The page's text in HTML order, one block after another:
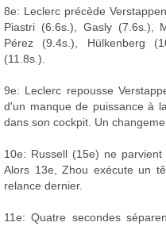
8e: Leclerc précède
Piastri (6.6s.), Gasly (7.6s.),
Pérez (9.4s.), Hülkenberg
(11.8s.).
9e: Leclerc repousse
d'un manque de puissance à
dans son cockpit. Un
10e: Russell (15e) ne
Alors 13e, Zhou exécute un
relance dernier.
11e: Quatre secondes